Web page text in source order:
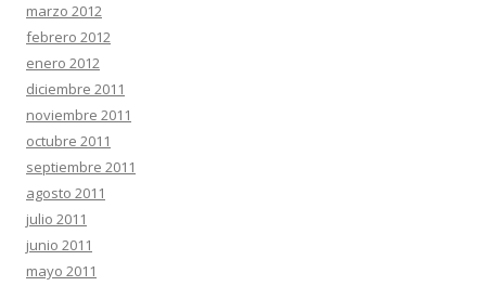
marzo 2012
febrero 2012
enero 2012
diciembre 2011
noviembre 2011
octubre 2011
septiembre 2011
agosto 2011
julio 2011
junio 2011
mayo 2011